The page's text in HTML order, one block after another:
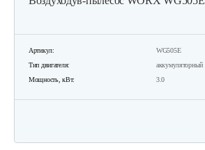
Артикул:
WG505E
Тип двигателя:
аккумуляторный
Мощность, кВт:
3.0